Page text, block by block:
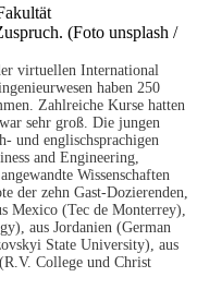
(Foto unsplash /
virtuellen International
haben 250
Zahlreiche Kurse hatten
sehr groß. Die jungen
und englischsprachigen
and Engineering,
Wissenschaften
der zehn Gast-Dozierenden,
Mexico (Tec de Monterrey),
aus Jordanien (German
State University), aus
College und Christ